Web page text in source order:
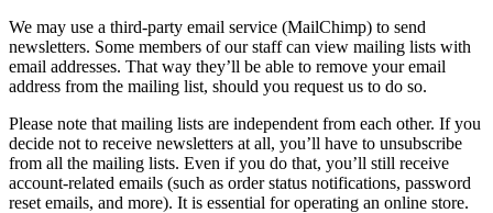
We may use a third-party email service (MailChimp) to send
newsletters. Some members of our staff can view mailing lists with
email addresses. That way they’ll be able to remove your email
address from the mailing list, should you request us to do so.
Please note that mailing lists are independent from each other. If you
decide not to receive newsletters at all, you’ll have to unsubscribe
from all the mailing lists. Even if you do that, you’ll still receive
account-related emails (such as order status notifications, password
reset emails, and more). It is essential for operating an online store.